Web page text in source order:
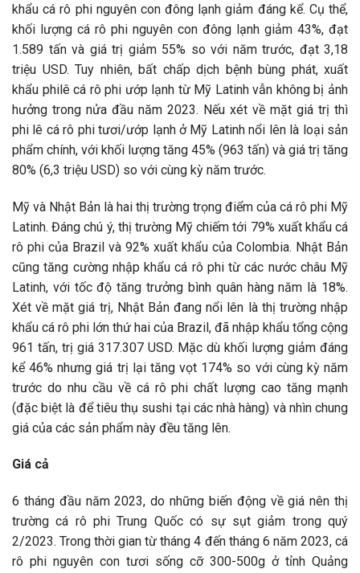
khẩu cá rô phi nguyên con đông lạnh giảm đáng kể. Cụ thể,
khối lượng cá rô phi nguyên con đông lạnh giảm 43%, đạt
1.589 tấn và giá trị giảm 55% so với năm trước, đạt 3,18
triệu USD. Tuy nhiên, bất chấp dịch bệnh bùng phát, xuất
khẩu philê cá rô phi ướp lạnh từ Mỹ Latinh vẫn không bị ảnh
hưởng trong nửa đầu năm 2023. Nếu xét về mặt giá trị thì
phi lê cá rô phi tươi/ướp lạnh ở Mỹ Latinh nổi lên là loại sản
phẩm chính, với khối lượng tăng 45% (963 tấn) và giá trị tăng
80% (6,3 triệu USD) so với cùng kỳ năm trước.
Mỹ và Nhật Bản là hai thị trường trọng điểm của cá rô phi Mỹ
Latinh. Đáng chú ý, thị trường Mỹ chiếm tới 79% xuất khẩu cá
rô phi của Brazil và 92% xuất khẩu của Colombia. Nhật Bản
cũng tăng cường nhập khẩu cá rô phi từ các nước châu Mỹ
Latinh, với tốc độ tăng trưởng bình quân hàng năm là 18%.
Xét về mặt giá trị, Nhật Bản đang nổi lên là thị trường nhập
khẩu cá rô phi lớn thứ hai của Brazil, đã nhập khẩu tổng cộng
961 tấn, trị giá 317.307 USD. Mặc dù khối lượng giảm đáng
kể 46% nhưng giá trị lại tăng vọt 174% so với cùng kỳ năm
trước do nhu cầu về cá rô phi chất lượng cao tăng mạnh
(đặc biệt là để tiêu thụ sushi tại các nhà hàng) và nhìn chung
giá của các sản phẩm này đều tăng lên.
Giá cả
6 tháng đầu năm 2023, do những biến động về giá nên thị
trường cá rô phi Trung Quốc có sự sụt giảm trong quý
2/2023. Trong thời gian từ tháng 4 đến tháng 6 năm 2023, cá
rô phi nguyên con tươi sống cỡ 300-500g ở tỉnh Quảng